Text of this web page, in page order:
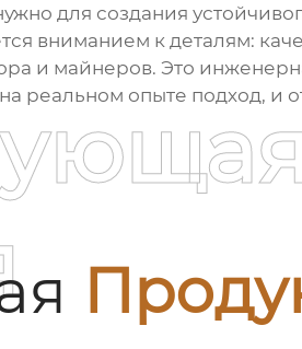
для создания
вниманием к деталям:
и майнеров. Это
реальном опыте подход, и